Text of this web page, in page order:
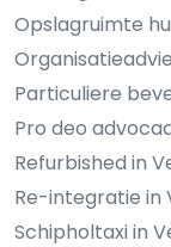
Opslagruimte
Particuliere
Pro deo
Refurbished in
Re-integratie in
Schipholtaxi in